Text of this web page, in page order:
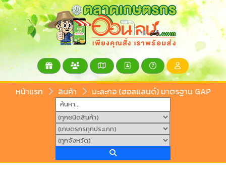
หน้าแรก สินค้า มะละกอ (ฮอลแลนด์) มาตรฐาน GAP